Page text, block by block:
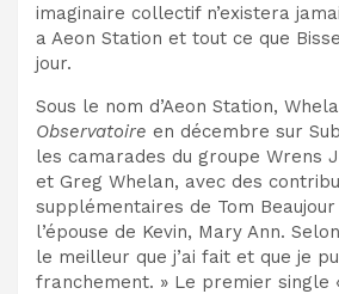
imaginaire collectif n’existera
a Aeon Station et tout ce que
jour.
Sous le nom d’Aeon Station,
Observatoire en décembre sur
les camarades du groupe Wrens
et Greg Whelan, avec des
supplémentaires de Tom
l’épouse de Kevin, Mary Ann.
le meilleur que j’ai fait et que je
franchement. » Le premier single